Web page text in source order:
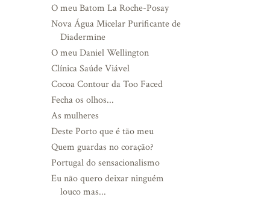
O meu Batom La Roche-Posay
Nova Água Micelar Purificante de
Diadermine
O meu Daniel Wellington
Clínica Saúde Viável
Cocoa Contour da Too Faced
Fecha os olhos...
As mulheres
Deste Porto que é tão meu
Quem guardas no coração?
Portugal do sensacionalismo
Eu não quero deixar ninguém
louco mas...